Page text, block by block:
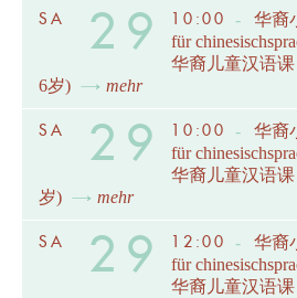
SA 29 10:00 -
华裔
für
华裔儿童汉语课
6岁)
mehr
SA 29 10:00 -
华裔
für
华裔儿童汉语课
岁)
mehr
SA 29 12:00 -
华裔
für
华裔儿童汉语课